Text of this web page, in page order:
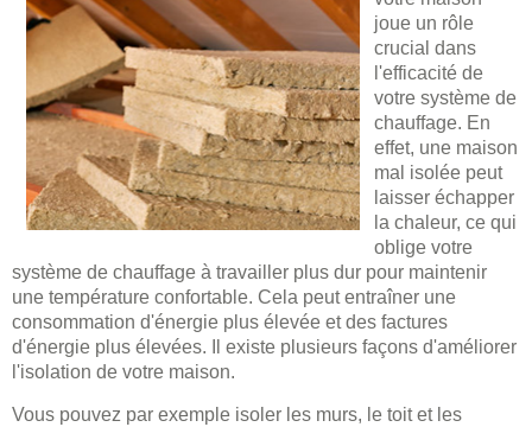
joue un rôle
crucial dans
l'efficacité de
votre système de
chauffage. En
effet, une maison
mal isolée peut
laisser échapper
la chaleur, ce qui
oblige votre
système de chauffage à travailler plus dur pour maintenir
une température confortable. Cela peut entraîner une
consommation d'énergie plus élevée et des factures
d'énergie plus élevées. Il existe plusieurs façons d'améliorer
l'isolation de votre maison.
Vous pouvez par exemple isoler les murs, le toit et les